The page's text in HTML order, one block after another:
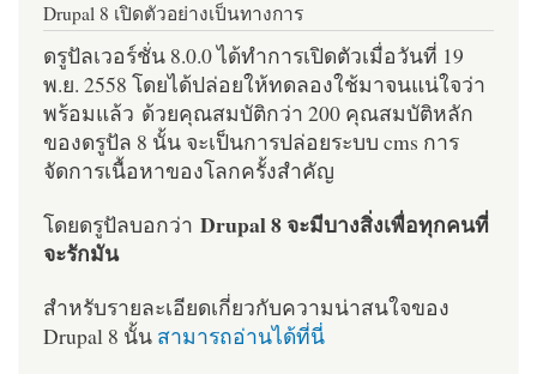
Drupal 8 เปิดตัวอย่างเป็นทางการ
ดรูปัลเวอร์ชั่น 8.0.0 ได้ทำการเปิดตัวเมื่อวันที่ 19
พ.ย. 2558 โดยได้ปล่อยให้ทดลองใช้มาจนแน่ใจว่า
พร้อมแล้ว ด้วยคุณสมบัติกว่า 200 คุณสมบัติหลัก
ของดรูปัล 8 นั้น จะเป็นการปล่อยระบบ cms การ
จัดการเนื้อหาของโลกครั้งสำคัญ
โดยดรูปัลบอกว่า Drupal 8 จะมีบางสิ่งเพื่อทุกคนที่
จะรักมัน
สำหรับรายละเอียดเกี่ยวกับความน่าสนใจของ
Drupal 8 นั้น สามารถอ่านได้ที่นี่